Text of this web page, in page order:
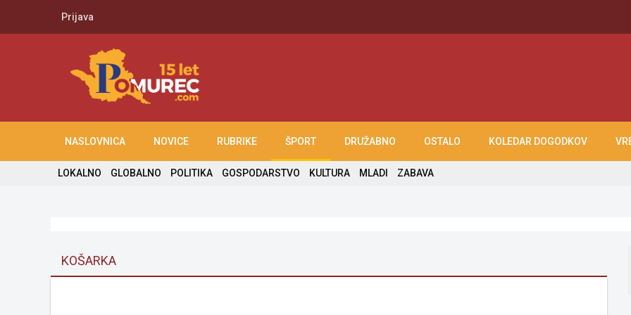
Prijava
NASLOVNICA NOVICE RUBRIKE ŠPORT DRUŽABNO OSTALO KOLEDAR DOGODKOV
LOKALNO GLOBALNO POLITIKA GOSPODARSTVO KULTURA MLADI ZABAVA
KOŠARKA